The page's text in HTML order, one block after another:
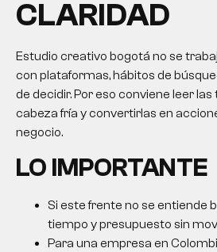
CLARIDAD
Estudio creativo bogotá no se
con plataformas, hábitos de
de decidir. Por eso conviene leer
cabeza fría y convertirlas en
negocio.
LO IMPORTANTE
Si este frente no se entiende
tiempo y presupuesto sin
Para una empresa en